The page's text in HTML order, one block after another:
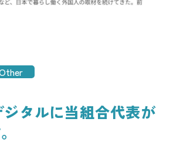
タルに当組合代表が